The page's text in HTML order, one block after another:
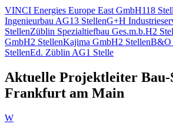
VINCI Energies Europe East GmbH118
Ingenieurbau AG13 StellenG+H
StellenZüblin Spezialtiefbau Ges.m.b.H2
GmbH2 StellenKajima GmbH2 StellenB&O
StellenEd. Züblin AG1 Stelle
Aktuelle Projektleiter Bau-
Frankfurt am Main
W